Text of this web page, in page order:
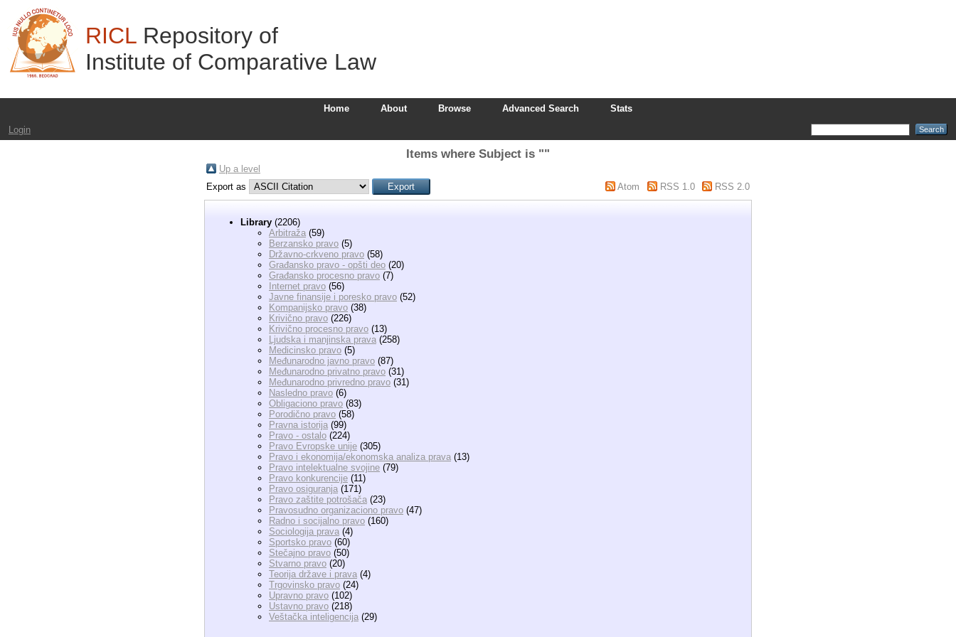
RICL Repository of
Institute of Comparative Law
Home About Browse Advanced Search
Stats
Login
Items where Subject is ""
Up a level
Export as
Atom RSS 1.0 RSS 2.0
Library (2206)
Arbitraža (59)
Berzansko pravo (5)
Državno-crkveno pravo (58)
Građansko pravo - opšti deo (20)
Građansko procesno pravo (7)
Internet pravo (56)
Javne finansije i poresko pravo (52)
Kompanijsko pravo (38)
Krivično pravo (226)
Krivično procesno pravo (13)
Ljudska i manjinska prava (258)
Medicinsko pravo (5)
Međunarodno javno pravo (87)
Međunarodno privatno pravo (31)
Međunarodno privredno pravo (31)
Nasledno pravo (6)
Obligaciono pravo (83)
Porodično pravo (58)
Pravna istorija (99)
Pravo - ostalo (224)
Pravo Evropske unije (305)
Pravo i ekonomija/ekonomska analiza prava (13)
Pravo intelektualne svojine (79)
Pravo konkurencije (11)
Pravo osiguranja (171)
Pravo zaštite potrošača (23)
Pravosudno organizaciono pravo (47)
Radno i socijalno pravo (160)
Sociologija prava (4)
Sportsko pravo (60)
Stečajno pravo (50)
Stvarno pravo (20)
Teorija države i prava (4)
Trgovinsko pravo (24)
Upravno pravo (102)
Ustavno pravo (218)
Veštačka inteligencija (29)